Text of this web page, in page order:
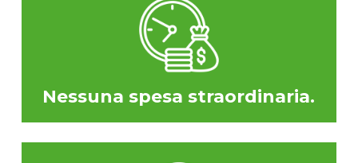
Nessuna spesa straordinaria.